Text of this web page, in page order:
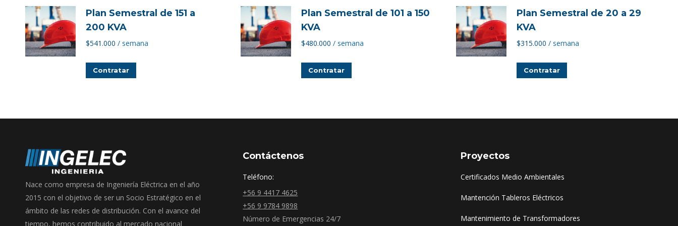
Plan Semestral de 151 a
200 KVA
$541.000 / semana
Contratar
Plan Semestral de 101 a 150
KVA
$480.000 / semana
Contratar
Plan Semestral de 20 a 29
KVA
$315.000 / semana
Contratar
Nace como empresa de Ingeniería Eléctrica en el año
2015 con el objetivo de ser un Socio Estratégico en el
ámbito de las redes de distribución. Con el avance del
tiempo, hemos contribuido al mercado nacional
Contáctenos
Teléfono:
+56 9 4417 4625
+56 9 9784 9898
Número de Emergencias 24/7
Proyectos
Certificados Medio Ambientales
Mantención Tableros Eléctricos
Mantenimiento de Transformadores